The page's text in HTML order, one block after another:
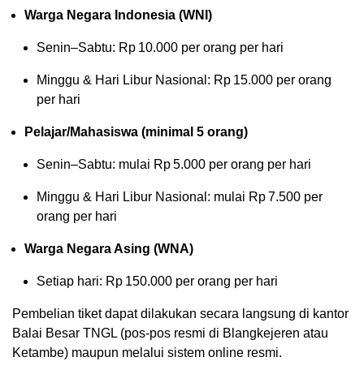
Warga Negara Indonesia (WNI)
Senin–Sabtu: Rp 10.000 per orang per hari
Minggu & Hari Libur Nasional: Rp 15.000 per orang
per hari
Pelajar/Mahasiswa (minimal 5 orang)
Senin–Sabtu: mulai Rp 5.000 per orang per hari
Minggu & Hari Libur Nasional: mulai Rp 7.500 per
orang per hari
Warga Negara Asing (WNA)
Setiap hari: Rp 150.000 per orang per hari
Pembelian tiket dapat dilakukan secara langsung di kantor
Balai Besar TNGL (pos-pos resmi di Blangkejeren atau
Ketambe) maupun melalui sistem online resmi.